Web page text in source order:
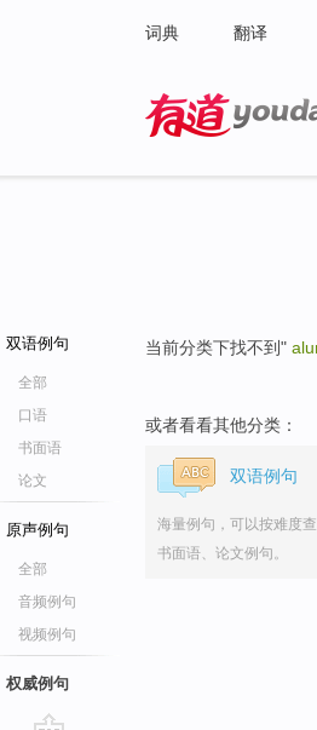
词典 翻译
双语例句
全部
口语
书面语
论文
原声例句
全部
音频例句
视频例句
权威例句
当前分类下找不到"
或者看看其他分类：
双语例句
海量例句，可以按难度查
书面语、论文例句。